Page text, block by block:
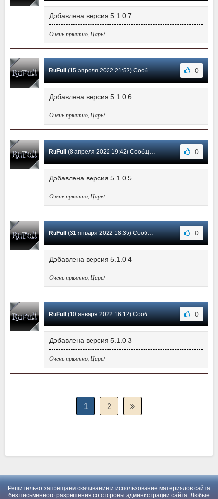
Добавлена версия 5.1.0.7
Очень приятно, Царь!
RuFull(15 апреля 2022 21:52) Сообщение #12 0
Добавлена версия 5.1.0.6
Очень приятно, Царь!
RuFull(8 апреля 2022 19:42) Сообщение #11 0
Добавлена версия 5.1.0.5
Очень приятно, Царь!
RuFull(31 января 2022 18:35) Сообщение #10 0
Добавлена версия 5.1.0.4
Очень приятно, Царь!
RuFull(10 января 2022 16:12) Сообщение #9 0
Добавлена версия 5.1.0.3
Очень приятно, Царь!
1 2
Решительно запрещаем скачивание и использование материалов сайта
без письменного разрешения со стороны администрации сайта. Любые